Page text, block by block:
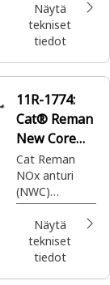
Näytä
tekniset
tiedot
11R-1774:
Cat® Reman
New Core
(NWC) NOx-
anturi
Cat Reman
NOx anturi
(NWC)
(pakoputki
ulos)Näytä
tekniset
tiedot